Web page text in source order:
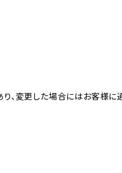
、変更した場合にはお客様に